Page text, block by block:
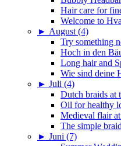
Hair care for
Welcome to
► August (4)
Try something
Hoch in den
Long hair and
Wie sind deine
► Juli (4)
Dutch braids at
Oil for healthy
Medieval flair
The simple braid
► Juni (7)